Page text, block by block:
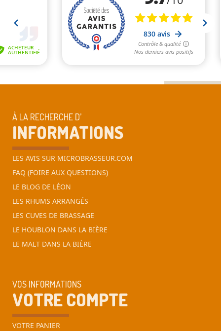
À LA RECHERCHE D’
INFORMATIONS
LES AVIS SUR MICROBRASSEUR.COM
FAQ (FOIRE AUX QUESTIONS)
LE BLOG DE LÉON
LES RHUMS ARRANGÉS
LES CUVES DE BRASSAGE
LE HOUBLON DANS LA BIÈRE
LE MALT DANS LA BIÈRE
VOS INFORMATIONS
VOTRE COMPTE
VOTRE PANIER